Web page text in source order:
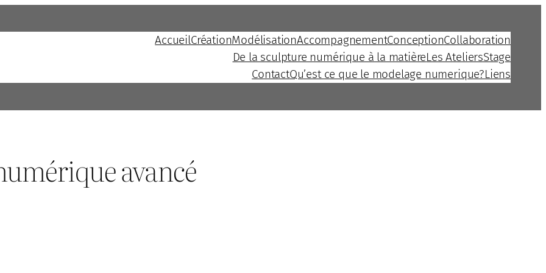
AccueilCréationModélisationAccompagnementConceptionCollaboration
De la sculpture numérique à la matièreLes AteliersStage
ContactQu’est ce que le modelage numerique?Liens
avancé